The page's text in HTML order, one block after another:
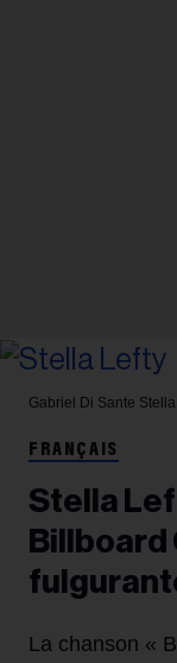
Gabriel Di Sante
FRANÇAIS
Stella
Billboard
La chanson «